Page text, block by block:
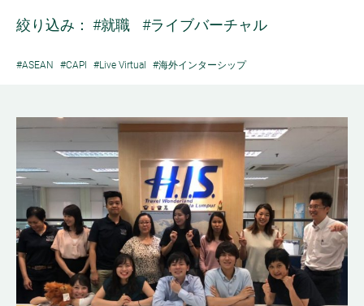
絞り込み： #就職 #ライブバーチャル
#ASEAN #CAPI #Live Virtual #海外インターシップ